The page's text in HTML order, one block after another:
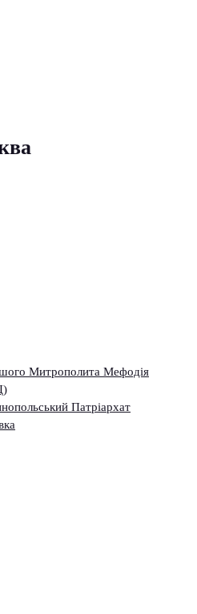
Митрополита Мефодія
Патріархат